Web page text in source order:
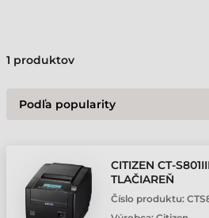
1 produktov
CITIZEN CT-
TLAČIAREŇ
Číslo produktu: